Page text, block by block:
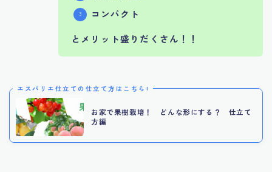
コンパクト
とメリット盛りだくさん！！
エスパリエ仕立ての仕立て方はこちら!
お家で果樹栽培！ どんな形にする？ 仕立て
方編